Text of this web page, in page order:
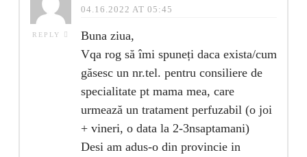
REPLY
04.16.2022 AT 05:45
Buna ziua,
Vqa rog să îmi spuneți daca exista/cum
găsesc un nr.tel. pentru consiliere de
specialitate pt mama mea, care
urmează un tratament perfuzabil (o joi
+ vineri, o data la 2-3nsaptamani)
Desi am adus-o din provincie in